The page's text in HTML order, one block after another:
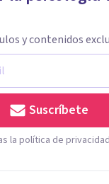
y contenidos
Suscríbete
la política de privacidad